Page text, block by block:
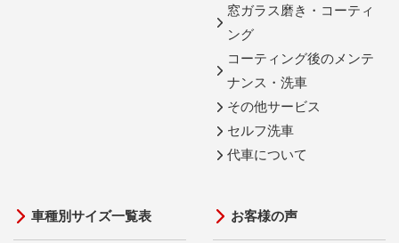
窓ガラス磨き・コーティ
ング
コーティング後のメンテ
ナンス・洗車
その他サービス
セルフ洗車
代車について
車種別サイズ一覧表 お客様の声